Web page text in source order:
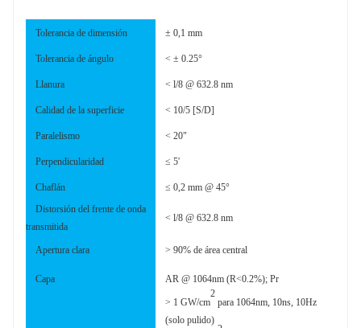
Tolerancia de dimensión ± 0,1 mm
Tolerancia de ángulo < ± 0.25°
Llanura < l/8 @ 632.8 nm
Calidad de la superficie < 10/5 [S/D]
Paralelismo < 20"
Perpendicularidad ≤ 5'
Chaflán
≤ 0,2 mm @ 45°
Distorsión del frente de onda
transmitida
< l/8 @ 632.8 nm
Apertura clara > 90% de área central
Capa AR @ 1064nm (R<0.2%); Pr
> 1 GW/cm
2
para 1064nm, 10ns, 10Hz
(solo pulido)